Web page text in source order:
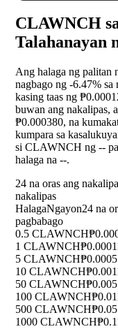
CLAWNCH
Talahanayan
Ang halaga ng
nagbago ng -6.47% sa
kasing taas ng
buwan ang nakalipas,
₱0.000380, na
kumpara sa
si CLAWNCH ng --
halaga na --.
24 na oras ang
nakalipas
HalagaNgayon24 na
pagbabago
0.5 CLAWNCH
1 CLAWNCH
5 CLAWNCH
10 CLAWNCH
50 CLAWNCH
100 CLAWNCH
500 CLAWNCH
1000 CLAWNCH